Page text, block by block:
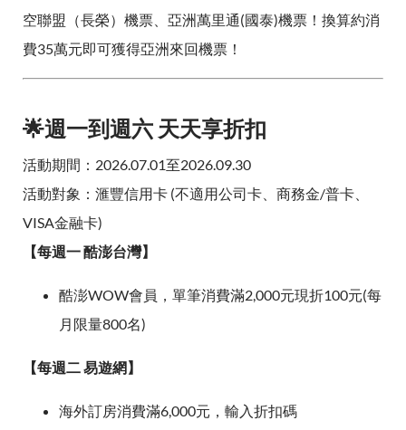
空聯盟（長榮）機票、亞洲萬里通(國泰)機票！換算約消
費35萬元即可獲得亞洲來回機票！
🌟週一到週六 天天享折扣
活動期間：2026.07.01至2026.09.30
活動對象：滙豐信用卡 (不適用公司卡、商務金/普卡、
VISA金融卡)
【每週一 酷澎台灣】
酷澎WOW會員，單筆消費滿2,000元現折100元(每
月限量800名)
【每週二 易遊網】
海外訂房消費滿6,000元，輸入折扣碼